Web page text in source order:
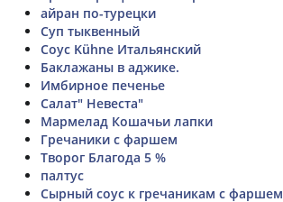
айран по-турецки
Суп тыквенный
Соус Kühne Итальянский
Баклажаны в аджике.
Имбирное печенье
Салат" Невеста"
Мармелад Кошачьи лапки
Гречаники с фаршем
Творог Благода 5 %
палтус
Сырный соус к гречаникам с фаршем